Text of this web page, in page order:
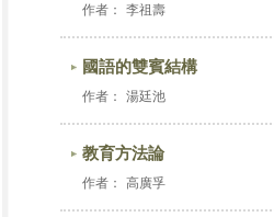
作者： 李祖壽
國語的雙賓結構
作者： 湯廷池
教育方法論
作者： 高廣孚